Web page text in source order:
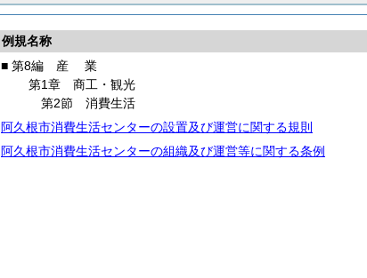
例規名称
■ 第8編 産 業
第1章 商工・観光
第2節 消費生活
阿久根市消費生活センターの設置及び運営に関する規則
阿久根市消費生活センターの組織及び運営等に関する条例